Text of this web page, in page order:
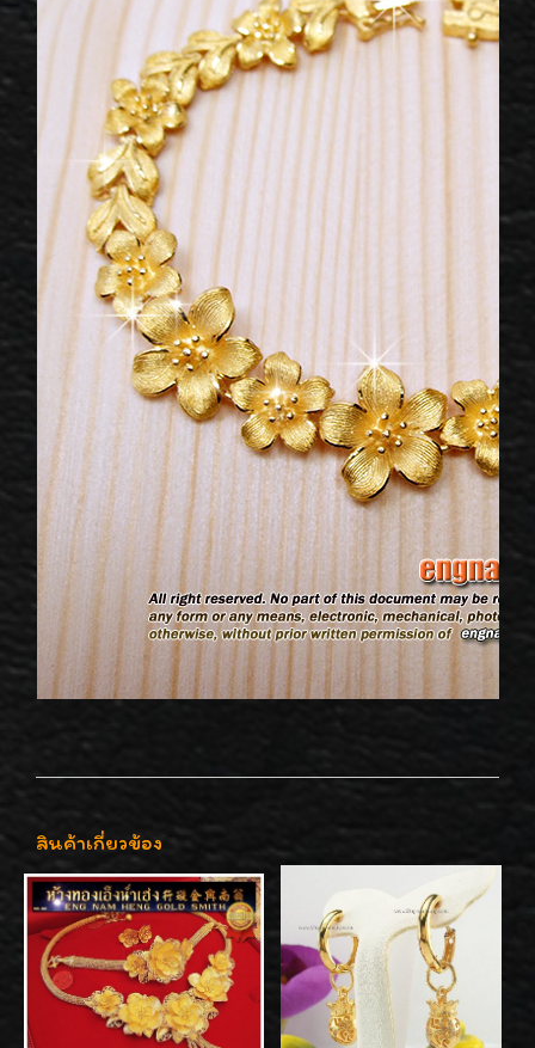
สินค้าเกี่ยวข้อง